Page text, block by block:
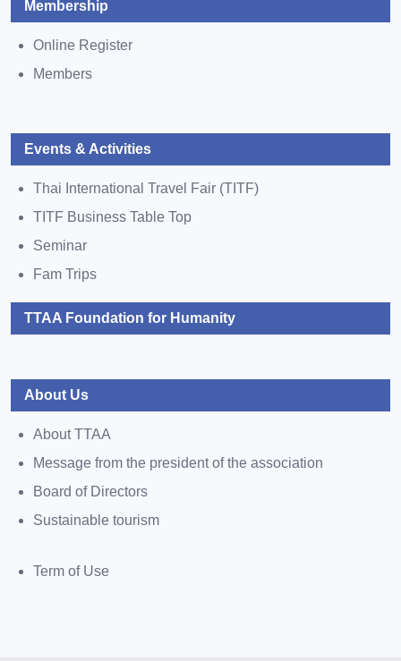
Membership
Online Register
Members
Events & Activities
Thai International Travel Fair (TITF)
TITF Business Table Top
Seminar
Fam Trips
TTAA Foundation for Humanity
About Us
About TTAA
Message from the president of the association
Board of Directors
Sustainable tourism
Term of Use